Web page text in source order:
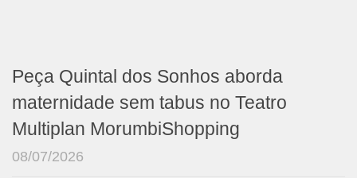
Peça Quintal dos Sonhos aborda
maternidade sem tabus no Teatro
Multiplan MorumbiShopping
08/07/2026